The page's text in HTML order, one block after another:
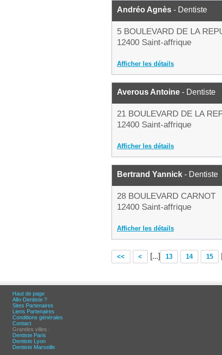
Andréo Agnès - Dentiste
5 BOULEVARD DE LA
12400 Saint-affrique
Afficher les détails
Averous Antoine - Dentiste
21 BOULEVARD DE LA
12400 Saint-affrique
Afficher les détails
Bertrand Yannick - Dentiste
28 BOULEVARD CARNOT
12400 Saint-affrique
Afficher les détails
<< < [...] 13 14 15
Haut de page
Allo-Dentiste ?
Sites Partenaires
Liens Partenaires
Conditions générales
Contact
Grandes villes :
Dentiste Paris
Dentiste Lyon
Dentiste Marseille